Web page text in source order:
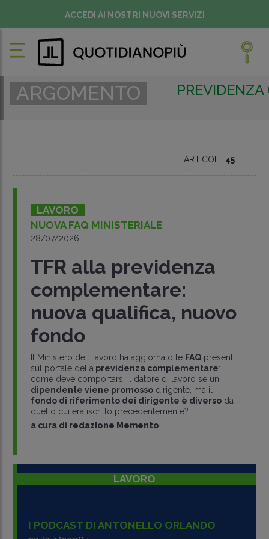
ACCEDI AI NOSTRI NUOVI SERVIZI
ARGOMENTO
ARTICOLI: 45
LAVORO
NUOVA FAQ MINISTERIALE
28/07/2026
TFR alla previdenza
complementare:
nuova qualifica, nuovo
fondo
Il Ministero del Lavoro ha aggiornato le FAQpresenti
sul portale della previdenza complementare:
come deve comportarsi il datore di lavoro se un
dipendente viene promossodirigente, ma il
fondo di riferimento dei dirigente è diversoda
quello cui era iscritto precedentemente?
a cura di redazione Memento
LAVORO
I PODCAST DI ANTONELLO ORLANDO